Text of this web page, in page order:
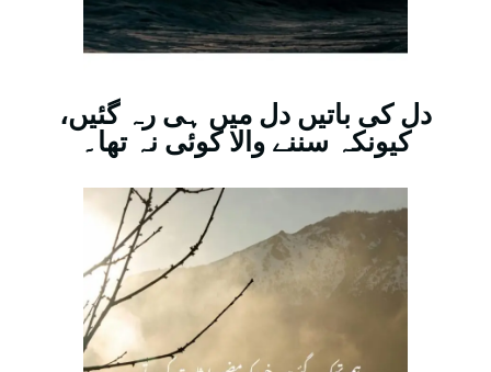
دل کی باتیں دل میں ہی رہ گئیں،
کیونکہ سننے والا کوئی نہ تھا۔